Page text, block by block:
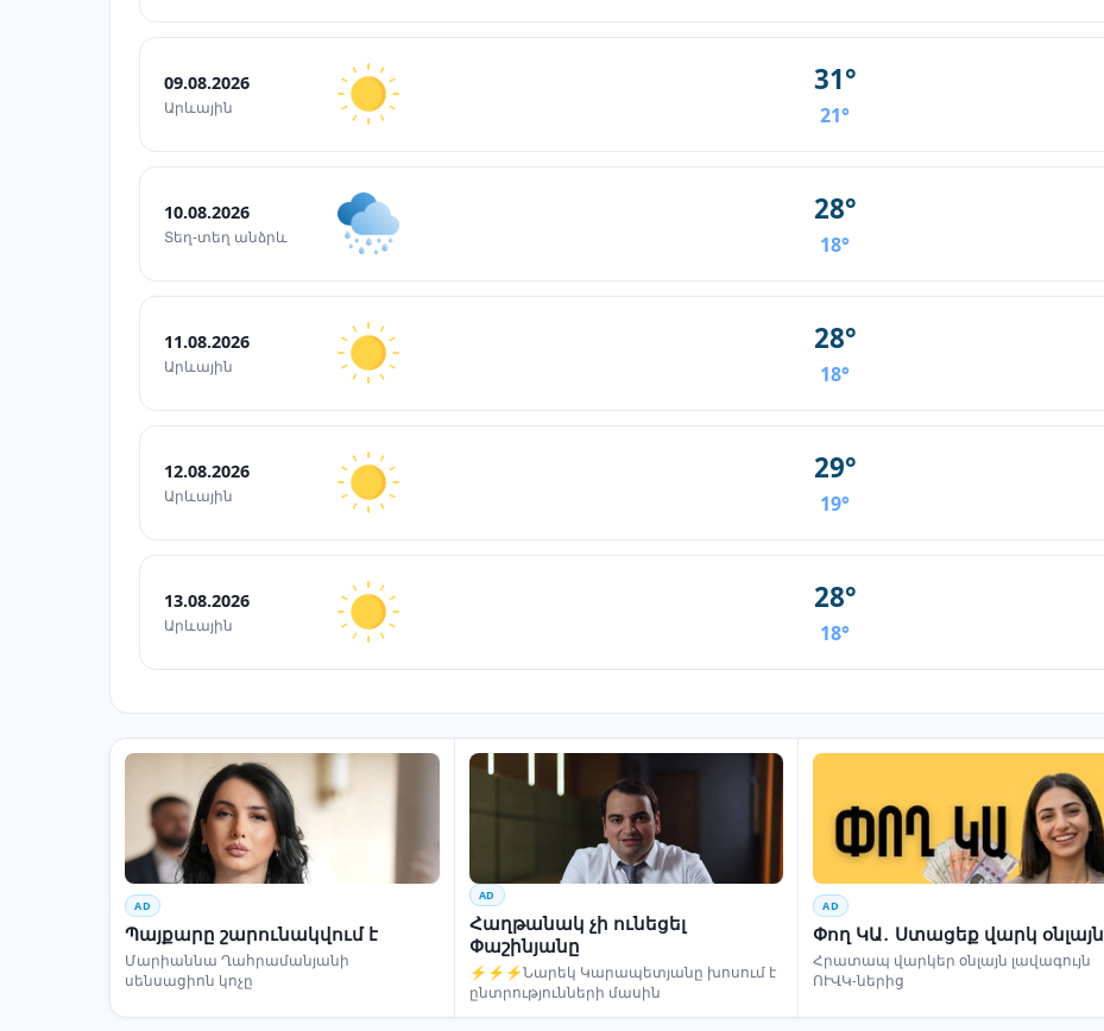
09.08.2026
Արևային
31°
21°
10.08.2026
Տեղ-տեղ անձրև
28°
18°
11.08.2026
Արևային
28°
18°
12.08.2026
Արևային
29°
19°
13.08.2026
Արևային
28°
18°
AD
Պայքարը շարունակվում է
Մարիաննա Ղահրամանյանի
սենսացիոն կոչը
AD
Հաղթանակ չի ունեցել
Փաշինյանը
⚡⚡⚡Նարեկ Կարապետյանը խոսում է
ընտրությունների մասին
AD
Փող ԿԱ․ Ստացեք վարկ օնլայն
Հրատապ վարկեր օնլայն լավագույն
ՈՒՎԿ-ներից